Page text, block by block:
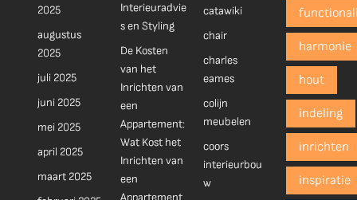
2025
augustus
2025
juli 2025
juni 2025
mei 2025
april 2025
maart 2025
Interieuradvie
s en Styling
De Kosten
van het
Inrichten van
een
Appartement:
Wat Kost het
Inrichten van
een
Appartement
catawiki
chair
charles
eames
colijn
meubelen
coors
interieurbou
w
harmonie
hout
indeling
inrichten
inspiratie